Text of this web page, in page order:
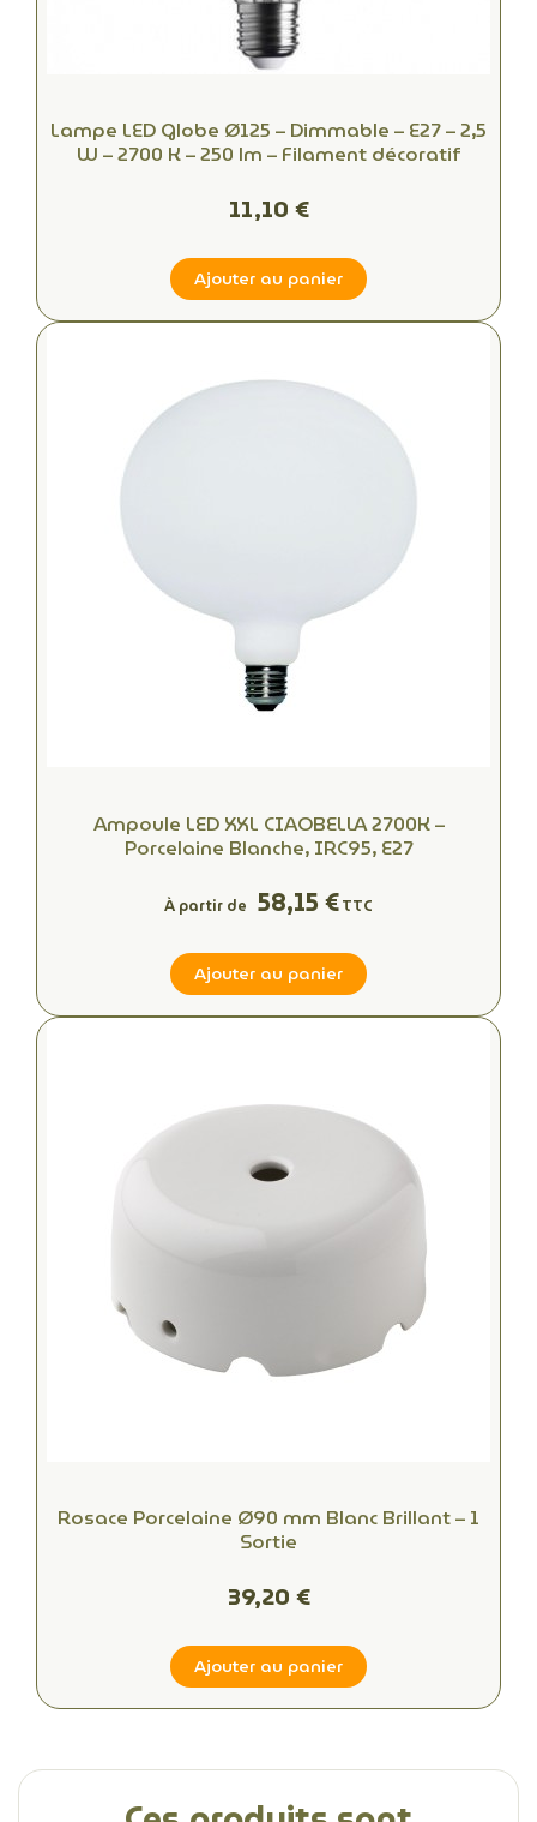
Lampe LED Globe Ø125 – Dimmable – E27 – 2,5
W – 2700 K – 250 lm – Filament décoratif
11,10 €
Ajouter au panier
Ampoule LED XXL CIAOBELLA 2700K –
Porcelaine Blanche, IRC95, E27
À partir de 58,15 €TTC
Ajouter au panier
Rosace Porcelaine Ø90 mm Blanc Brillant – 1
Sortie
39,20 €
Ajouter au panier